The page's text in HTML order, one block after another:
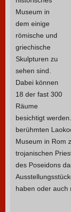
Museum in
dem einige
römische und
griechische
Skulpturen zu
sehen sind.
Dabei können
18 der fast 300
Räume
besichtigt
berühmten
Museum in Rom
trojanischen
des Poseidons
haben oder auch